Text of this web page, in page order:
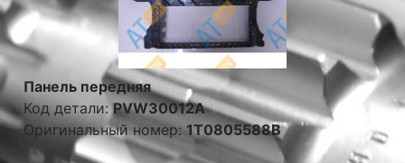
Панель передняя
Код детали:PVW30012A
Оригинальный номер:1T0805588B